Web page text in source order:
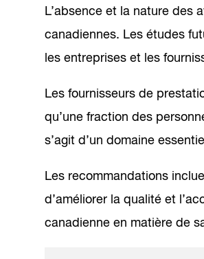
L’absence et la nature des
canadiennes. Les études
les entreprises et les
Les fournisseurs de
qu’une fraction des
s’agit d’un domaine
Les recommandations
d’améliorer la qualité et
canadienne en matière de